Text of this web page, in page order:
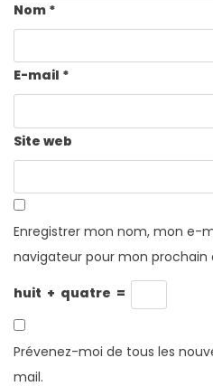
Nom *
E-mail *
Site web
Enregistrer mon nom, mon e-
navigateur pour mon
huit + quatre =
Prévenez-moi de tous les
mail.